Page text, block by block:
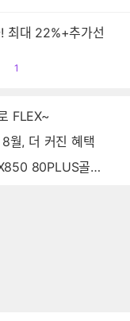
최대 22%+추가선
댓1
FLEX~
월, 더 커진 혜택
풀모듈러 ATX3.0 블랙